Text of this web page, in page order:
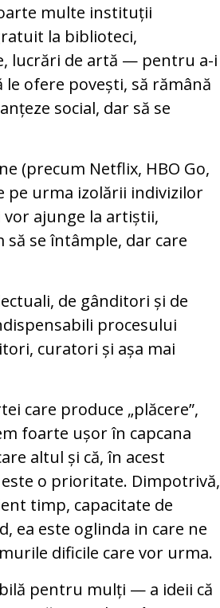
multe instituții
la biblioteci,
lucrări de artă — pentru a-i
le ofere povești, să rămână
social, dar să se
(precum Netflix, HBO Go,
pe urma izolării indivizilor
ajunge la artiștii,
se întâmple, dar care
de gânditori și de
procesului
curatori și așa mai
care produce „plăcere”,
foarte ușor în capcana
altul și că, în acest
o prioritate. Dimpotrivă,
timp, capacitate de
ea este oglinda in care ne
dificile care vor urma.
pentru mulți — a ideii că